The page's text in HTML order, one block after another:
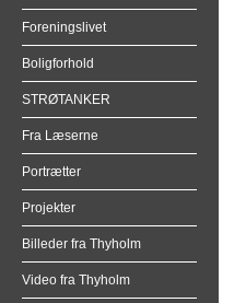
Foreningslivet
Boligforhold
STRØTANKER
Fra Læserne
Portrætter
Projekter
Billeder fra Thyholm
Video fra Thyholm